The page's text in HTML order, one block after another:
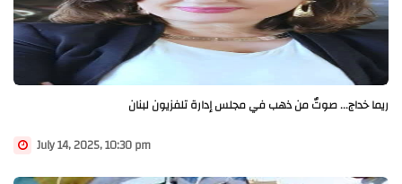
ريما خداج... صوتٌ من ذهب في مجلس إدارة تلفزيون لبنان
July 14, 2025, 10:30 pm